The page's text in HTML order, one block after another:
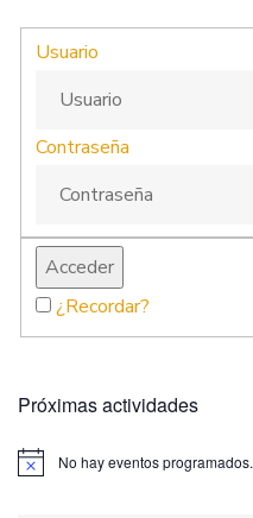
Usuario
Contraseña
¿Recordar?
Próximas actividades
No hay eventos programados.